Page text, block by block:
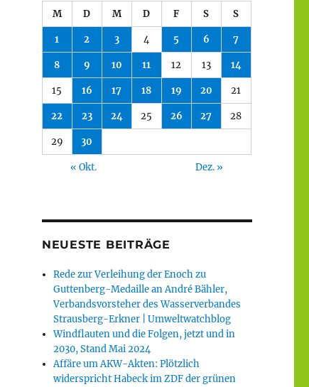
M D M D F S S
1 2 3 4 5 6 7
8 9 10 11 12 13 14
15 16 17 18 19 20 21
22 23 24 25 26 27 28
29 30
« Okt. Dez. »
NEUESTE BEITRÄGE
Rede zur Verleihung der Enoch zu
Guttenberg-Medaille an André Bähler,
Verbandsvorsteher des Wasserverbandes
Strausberg-Erkner | Umweltwatchblog
Windflauten und die Folgen, jetzt und in
2030, Stand Mai 2024
Affäre um AKW-Akten: Plötzlich
widerspricht Habeck im ZDF der grünen